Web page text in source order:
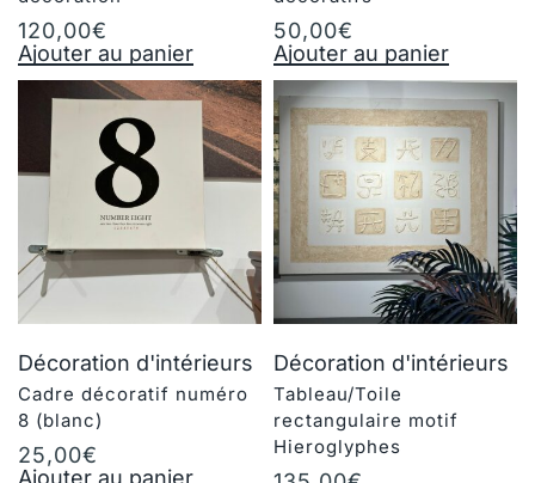
120,00€
Ajouter au panier
50,00€
Ajouter au panier
Décoration d'intérieurs
Cadre décoratif numéro
8 (blanc)
25,00€
Ajouter au panier
Décoration d'intérieurs
Tableau/Toile
rectangulaire motif
Hieroglyphes